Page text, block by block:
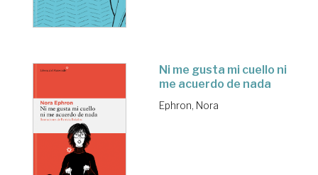
Ni me gusta mi cuello ni
me acuerdo de nada
Ephron, Nora